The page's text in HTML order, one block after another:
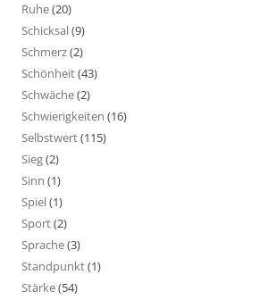
Ruhe(20)
Schicksal(9)
Schmerz(2)
Schönheit(43)
Schwäche(2)
Schwierigkeiten (16)
Selbstwert(115)
Sieg(2)
Sinn (1)
Spiel(1)
Sport(2)
Sprache(3)
Standpunkt(1)
Stärke(54)